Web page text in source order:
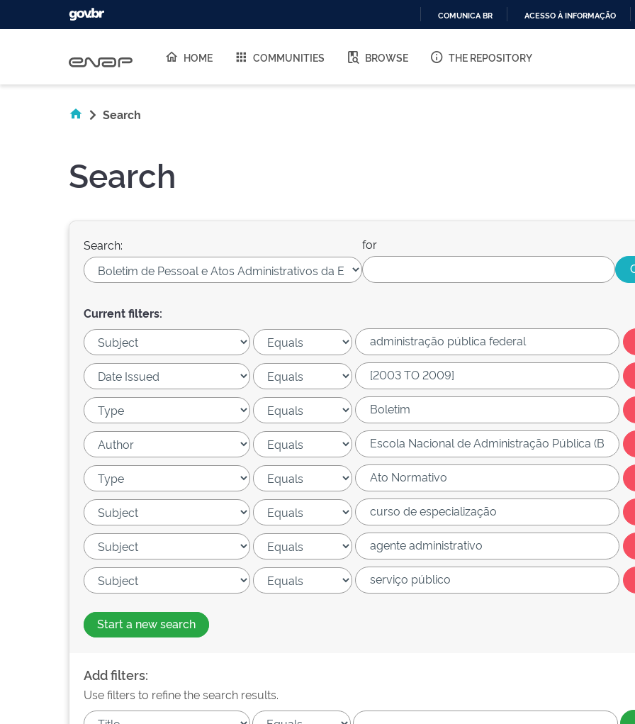
O
COMUNICA BR ACESSO À INFORMAÇÃO
HOME COMMUNITIES BROWSE THE REPOSITORY
Search
Search
Search: for
Current filters:
Start a new search
Add filters:
Use filters to refine the search results.